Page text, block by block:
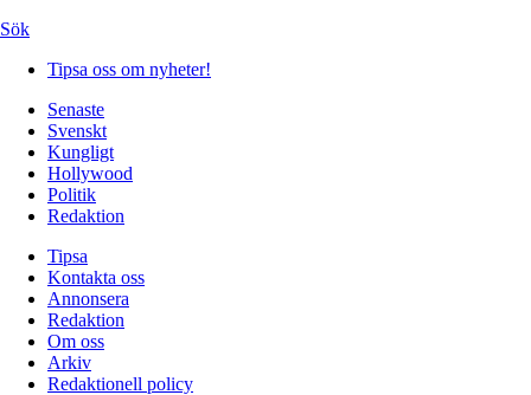
Sök
Tipsa oss om nyheter!
Senaste
Svenskt
Kungligt
Hollywood
Politik
Redaktion
Tipsa
Kontakta oss
Annonsera
Redaktion
Om oss
Arkiv
Redaktionell policy